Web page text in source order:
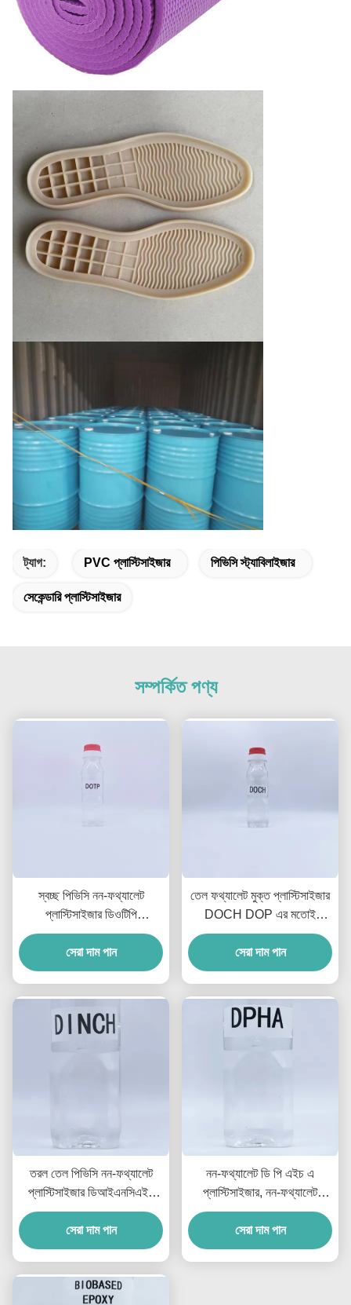
ট্যাগ: PVC প্লাস্টিসাইজার পিভিসি স্ট্যাবিলাইজার
সেকেন্ডারি প্লাস্টিসাইজার
সম্পর্কিত পণ্য
স্বচ্ছ পিভিসি নন-ফথ্যালেট
প্লাস্টিসাইজার ডিওটিপি
প্লাস্টিসাইজার, গ্লাভস এবং তারের
জন্য
সেরা দাম পান
তেল ফথ্যালেট মুক্ত প্লাস্টিসাইজার
DOCH DOP এর মতোই
প্লাস্টিসাইজিং দক্ষতা
সেরা দাম পান
তরল তেল পিভিসি নন-ফথ্যালেট
প্লাস্টিসাইজার ডিআইএনসিএইচ
প্লাস্টিসাইজার ৯৯.৫ শতাংশ
সেরা দাম পান
নন-ফথ্যালেট ডি পি এইচ এ
প্লাস্টিসাইজার, নন-ফথ্যালেট
প্লাস্টিসাইজার, পিভিসি-এর জন্য,
কম তাপমাত্রা
সেরা দাম পান